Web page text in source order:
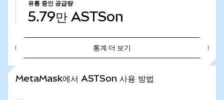
유통 중인 공급량
5.79만 ASTSon
통계 더 보기
MetaMask에서 ASTSon 사용 방법